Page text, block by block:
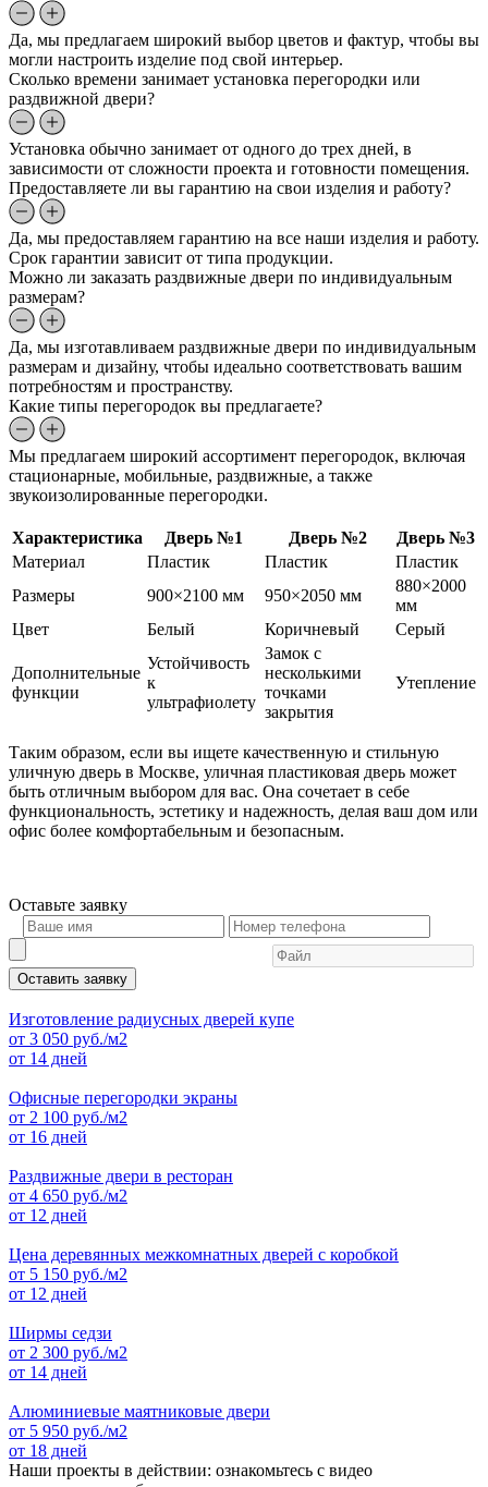
Да, мы предлагаем широкий выбор цветов и фактур, чтобы вы
могли настроить изделие под свой интерьер.
Сколько времени занимает установка перегородки или
раздвижной двери?
Установка обычно занимает от одного до трех дней, в
зависимости от сложности проекта и готовности помещения.
Предоставляете ли вы гарантию на свои изделия и работу?
Да, мы предоставляем гарантию на все наши изделия и работу.
Срок гарантии зависит от типа продукции.
Можно ли заказать раздвижные двери по индивидуальным
размерам?
Да, мы изготавливаем раздвижные двери по индивидуальным
размерам и дизайну, чтобы идеально соответствовать вашим
потребностям и пространству.
Какие типы перегородок вы предлагаете?
Мы предлагаем широкий ассортимент перегородок, включая
стационарные, мобильные, раздвижные, а также
звукоизолированные перегородки.
Характеристика Дверь №1 Дверь №2
Дверь №3
Материал
Пластик Пластик
Пластик
Размеры
900×2100 мм 950×2050 мм
880×2000
мм
Цвет
Белый Коричневый Серый
Дополнительные
функции
Устойчивость
к
ультрафиолету
Замок с
несколькими
точками
закрытия
Утепление
Таким образом, если вы ищете качественную и стильную
уличную дверь в Москве, уличная пластиковая дверь может
быть отличным выбором для вас. Она сочетает в себе
функциональность, эстетику и надежность, делая ваш дом или
офис более комфортабельным и безопасным.
Оставьте заявку
Оставить заявку
Изготовление радиусных дверей купе
от 3 050 руб./м2
от 14 дней
Офисные перегородки экраны
от 2 100 руб./м2
от 16 дней
Раздвижные двери в ресторан
от 4 650 руб./м2
от 12 дней
Цена деревянных межкомнатных дверей с коробкой
от 5 150 руб./м2
от 12 дней
Ширмы седзи
от 2 300 руб./м2
от 14 дней
Алюминиевые маятниковые двери
от 5 950 руб./м2
от 18 дней
Наши проекты в действии: ознакомьтесь с видео